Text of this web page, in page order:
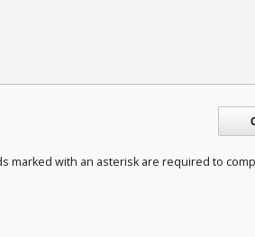
marked with an asterisk are required to